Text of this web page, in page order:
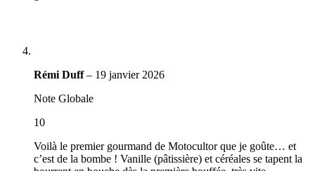
Rémi Duff– 19 janvier 2026
Note Globale
10
Voilà le premier gourmand de Motocultor que je goûte… et
c’est de la bombe ! Vanille (pâtissière) et céréales se tapent la